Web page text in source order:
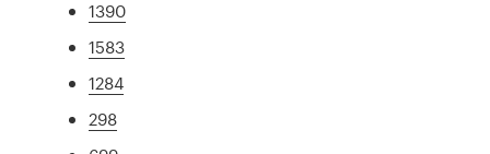
1390
1583
1284
298